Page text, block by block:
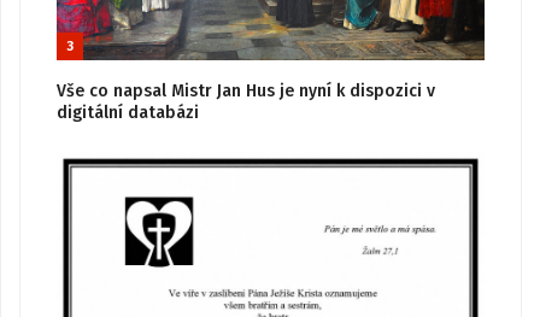
3
Vše co napsal Mistr Jan Hus je nyní k dispozici v
digitální databázi